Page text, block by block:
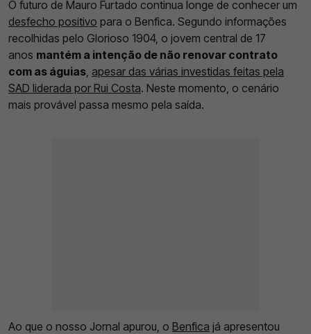
O futuro de Mauro Furtado continua longe de conhecer um
desfecho positivo para o Benfica. Segundo informações
recolhidas pelo Glorioso 1904, o jovem central de 17
anos mantém a intenção de não renovar contrato
com as águias apesar das várias investidas feitas pela
SAD liderada por Rui Costa. Neste momento, o cenário
mais provável passa mesmo pela saída.
Ao que o nosso Jornal apurou, o Benfica já apresentou